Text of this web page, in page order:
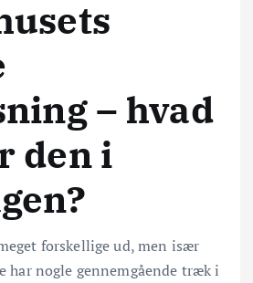
– hvad
den i
forskellige ud, men især
har nogle gennemgående træk i